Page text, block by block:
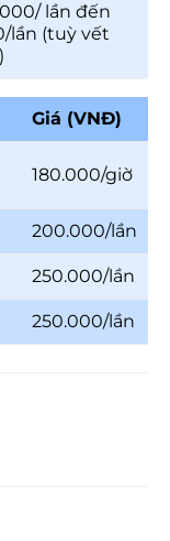
lần đến
lần (tuỳ vết
Giá (VNĐ)
180.000/giờ
200.000/lần
250.000/lần
250.000/lần